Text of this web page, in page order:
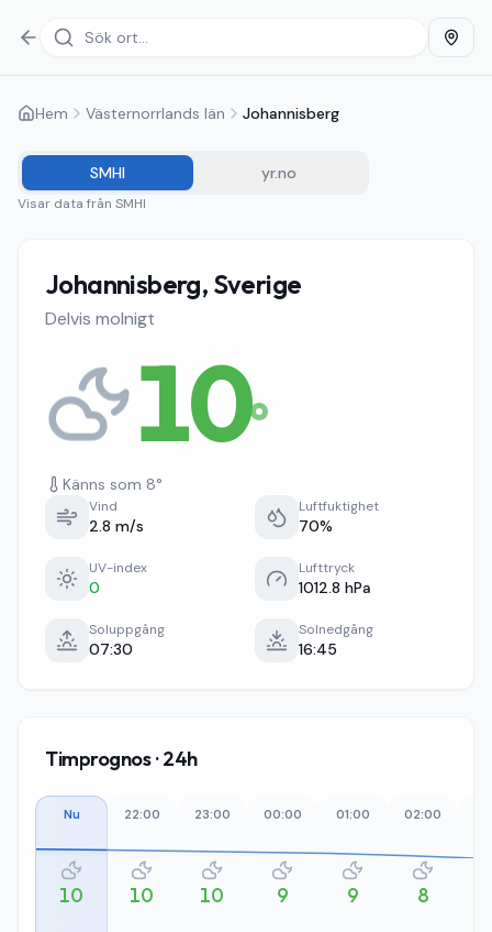
Hem Västernorrlands län Johannisberg
SMHI yr.no
Visar data från SMHI
Johannisberg, Sverige
Delvis molnigt
10°
Känns som 8°
Vind
2.8 m/s
Luftfuktighet
70%
UV-index
0
Lufttryck
1012.8 hPa
Soluppgång
07:30
Solnedgång
16:45
Timprognos · 24h
Nu
10
22:00
10
23:00
10
00:00
9
01:00
9
02:00
8